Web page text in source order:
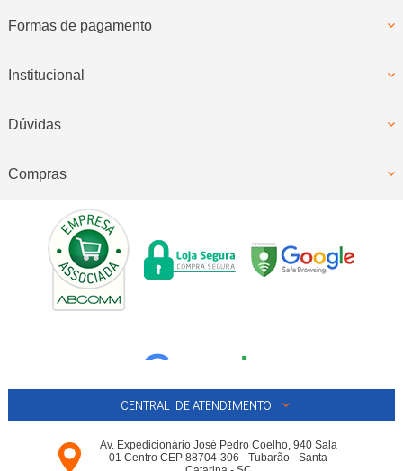
Formas de pagamento
Institucional
Dúvidas
Compras
CENTRAL DE ATENDIMENTO
Av. Expedicionário José Pedro Coelho, 940 Sala
01 Centro CEP 88704-306 - Tubarão - Santa